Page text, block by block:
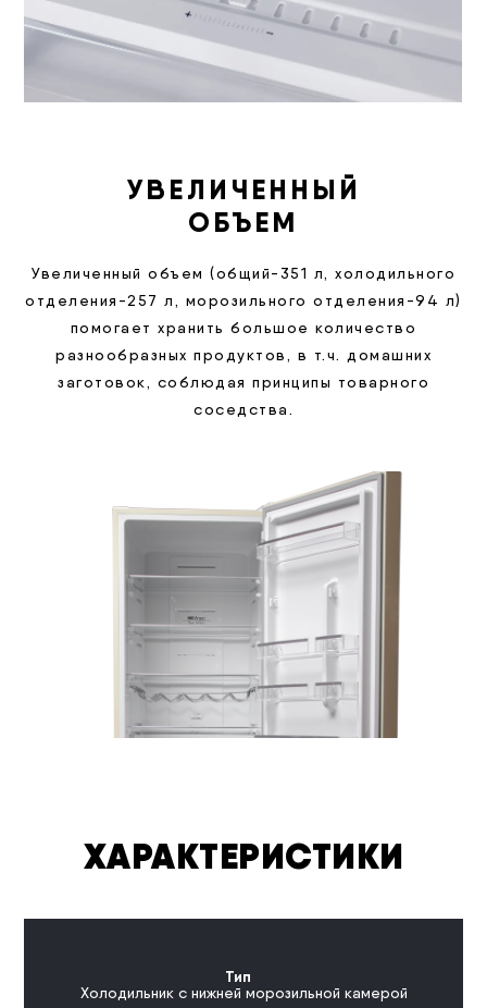
УВЕЛИЧЕННЫЙ
ОБЪЕМ
Увеличенный объем (общий-351 л, холодильного
отделения-257 л, морозильного отделения-94 л)
помогает хранить большое количество
разнообразных продуктов, в т.ч. домашних
заготовок, соблюдая принципы товарного
соседства.
ХАРАКТЕРИСТИКИ
Тип
Холодильник с нижней морозильной камерой